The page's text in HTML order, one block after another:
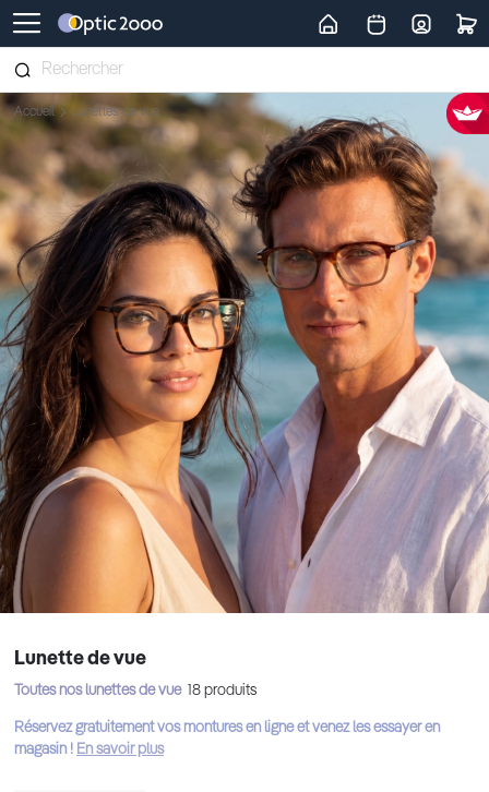
Retour vers la page d'accueil
Accueil Lunettes de vue
Lunette de vue
Toutes nos lunettes de vue 18 produits
Réservez gratuitement vos montures en ligne et venez les essayer en
magasin ! En savoir plus